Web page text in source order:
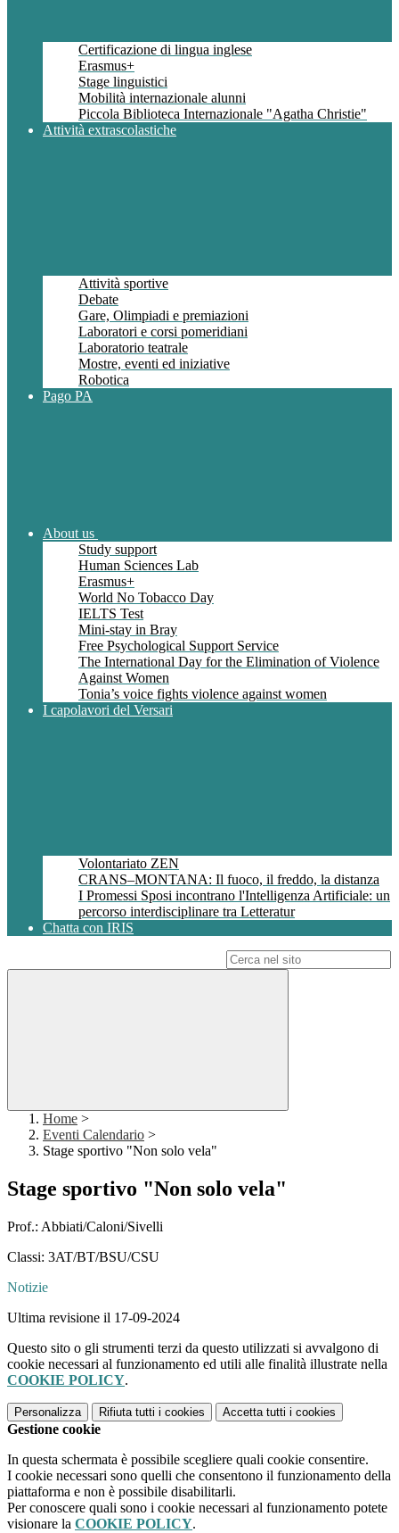
Certificazione di lingua inglese
Erasmus+
Stage linguistici
Mobilità internazionale alunni
Piccola Biblioteca Internazionale "Agatha Christie"
Attività extrascolastiche
Attività sportive
Debate
Gare, Olimpiadi e premiazioni
Laboratori e corsi pomeridiani
Laboratorio teatrale
Mostre, eventi ed iniziative
Robotica
Pago PA
About us
Study support
Human Sciences Lab
Erasmus+
World No Tobacco Day
IELTS Test
Mini-stay in Bray
Free Psychological Support Service
The International Day for the Elimination of Violence
Against Women
Tonia’s voice fights violence against women
I capolavori del Versari
Volontariato ZEN
CRANS–MONTANA: Il fuoco, il freddo, la distanza
I Promessi Sposi incontrano l'Intelligenza Artificiale: un
percorso interdisciplinare tra Letteratur
Chatta con IRIS
Home >
Eventi Calendario >
Stage sportivo "Non solo vela"
Stage sportivo "Non solo vela"
Prof.: Abbiati/Caloni/Sivelli
Classi: 3AT/BT/BSU/CSU
Notizie
Ultima revisione il 17-09-2024
Questo sito o gli strumenti terzi da questo utilizzati si avvalgono di
cookie necessari al funzionamento ed utili alle finalità illustrate nella
COOKIE POLICY.
Personalizza Rifiuta tutti i cookies Accetta tutti i cookies
Gestione cookie
In questa schermata è possibile scegliere quali cookie consentire.
I cookie necessari sono quelli che consentono il funzionamento della
piattaforma e non è possibile disabilitarli.
Per conoscere quali sono i cookie necessari al funzionamento potete
visionare la COOKIE POLICY.